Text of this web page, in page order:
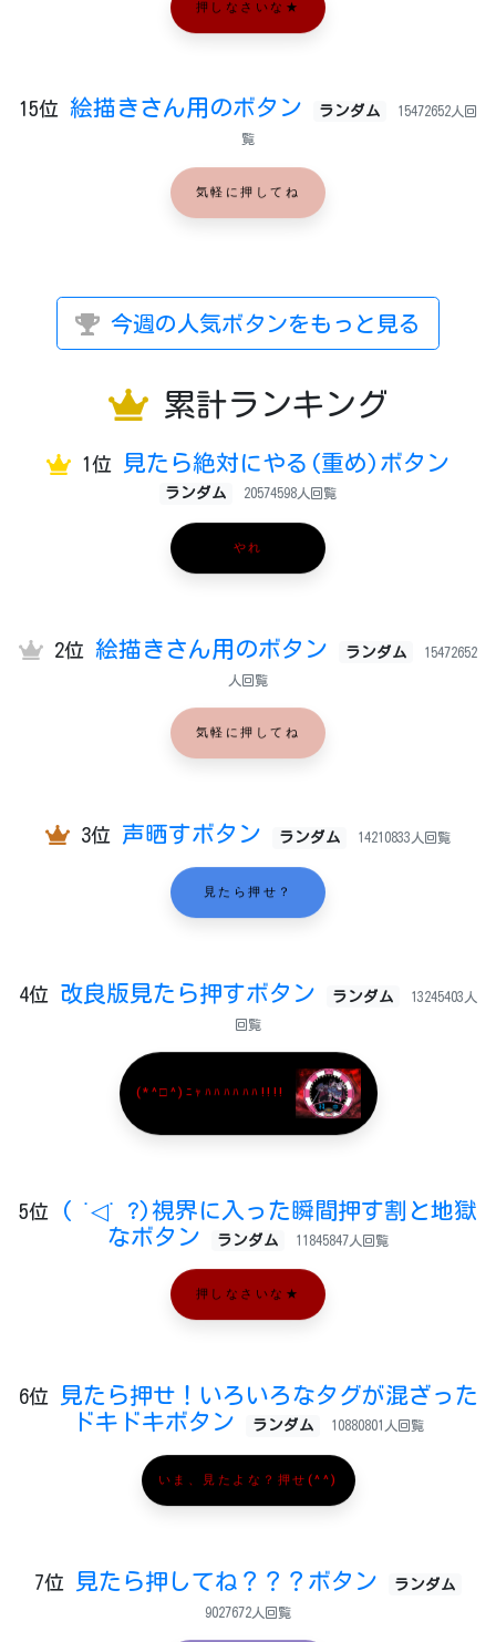
押しなさいな★
15位 絵描きさん用のボタン ランダム 15472652人回
覧
気軽に押してね
今週の人気ボタンをもっと見る
累計ランキング
1位 見たら絶対にやる(重め)ボタン
ランダム 20574598人回覧
やれ
2位 絵描きさん用のボタン ランダム 15472652
人回覧
気軽に押してね
3位 声晒すボタン ランダム 14210833人回覧
見たら押せ？
4位 改良版見たら押すボタン ランダム 13245403人
回覧
(*^□^)ﾆｬﾊﾊﾊﾊﾊﾊ!!!!
5位
( ˙◁˙ ?)視界に入った瞬間押す割と地獄
なボタン
ランダム 11845847人回覧
押しなさいな★
6位
見たら押せ！いろいろなタグが混ざった
ドキドキボタン
ランダム 10880801人回覧
いま、見たよな？押せ(^^)
7位 見たら押してね？？？ボタン ランダム
9027672人回覧